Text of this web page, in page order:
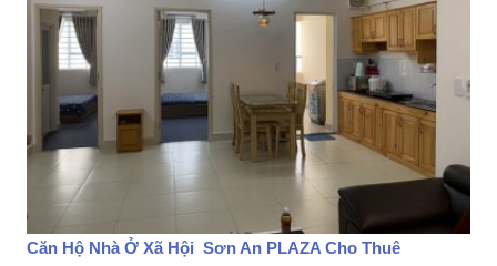
Căn Hộ Nhà Ở Xã Hội Sơn An PLAZA Cho Thuê